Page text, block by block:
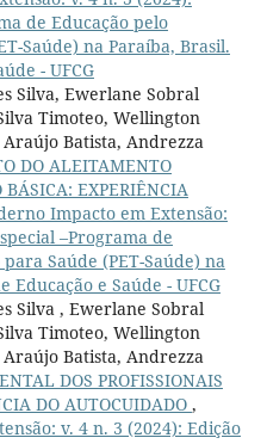
de Educação pelo
Saúde) na Paraíba, Brasil.
- UFCG
Silva, Ewerlane Sobral
Timoteo, Wellington
Batista, Andrezza
DO ALEITAMENTO
EXPERIÊNCIA
Impacto em Extensão:
–Programa de
Saúde (PET-Saúde) na
Educação e Saúde - UFCG
Silva , Ewerlane Sobral
Timoteo, Wellington
Batista, Andrezza
DOS PROFISSIONAIS
DO AUTOCUIDADO ,
v. 4 n. 3 (2024): Edição